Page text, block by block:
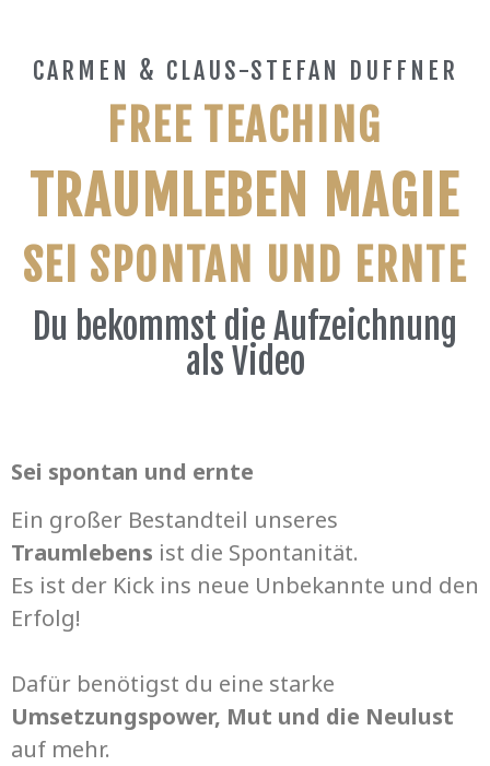
CARMEN & CLAUS-STEFAN DUFFNER
FREE TEACHING
TRAUMLEBEN MAGIE
SEI SPONTAN UND ERNTE
Du bekommst die Aufzeichnung
als Video
Sei spontan und ernte
Ein großer Bestandteil unseres
Traumlebens ist die Spontanität.
Es ist der Kick ins neue Unbekannte und den
Erfolg!
Dafür benötigst du eine starke
Umsetzungspower, Mut und die Neulust
auf mehr.